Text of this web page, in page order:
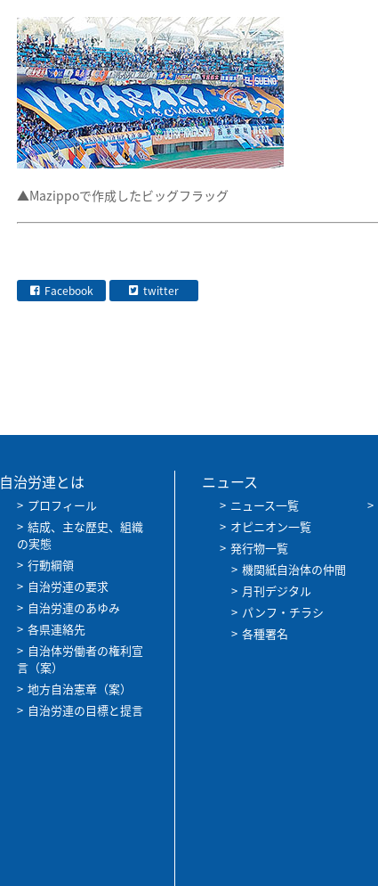
▲Mazippoで作成したビッグフラッグ
Facebook twitter
自治労連とは
プロフィール
結成、主な歴史、組織
の実態
行動綱領
自治労連の要求
自治労連のあゆみ
各県連絡先
自治体労働者の権利宣
言（案）
地方自治憲章（案）
自治労連の目標と提言
ニュース
ニュース一覧
オピニオン一覧
発行物一覧
機関紙自治体の仲間
月刊デジタル
パンフ・チラシ
各種署名